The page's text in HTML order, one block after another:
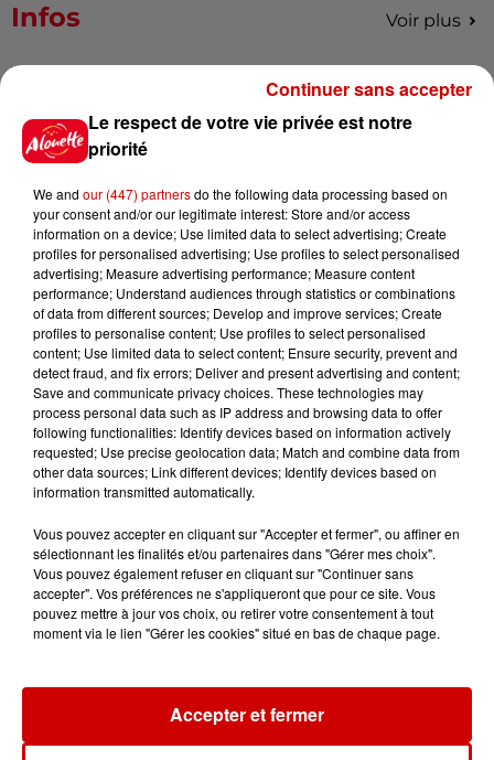
Infos Voir plus
À LA UNE : professeur
condamné, repreneurs pour
15h02
Éclipse solaire : découvrez les
meilleurs spots d'observation
du...
11h01
Un professeur du Maine-et-Loire
condamné pour des échanges...
Duralex : trois repreneurs
potentiels
Le respect de votre vie privée est notre
priorité
We and our (447) partnersdo the following data processing based on
your consent and/or our legitimate interest: Store and/or access
information on a device; Use limited data to select advertising; Create
profiles for personalised advertising; Use profiles to select personalised
advertising; Measure advertising performance; Measure content
performance; Understand audiences through statistics or combinations
of data from different sources; Develop and improve services; Create
profiles to personalise content; Use profiles to select personalised
content; Use limited data to select content; Ensure security, prevent and
detect fraud, and fix errors; Deliver and present advertising and content;
Save and communicate privacy choices. These technologies may
process personal data such as IP address and browsing data to offer
following functionalities: Identify devices based on information actively
requested; Use precise geolocation data; Match and combine data from
other data sources; Link different devices; Identify devices based on
information transmitted automatically.
Vous pouvez accepter en cliquant sur "Accepter et fermer", ou affiner en
sélectionnant les finalités et/ou partenaires dans "Gérer mes choix".
Vous pouvez également refuser en cliquant sur "Continuer sans
accepter". Vos préférences ne s'appliqueront que pour ce site. Vous
pouvez mettre à jour vos choix, ou retirer votre consentement à tout
moment via le lien "Gérer les cookies" situé en bas de chaque page.
Accepter et fermer
Continuer sans accepter